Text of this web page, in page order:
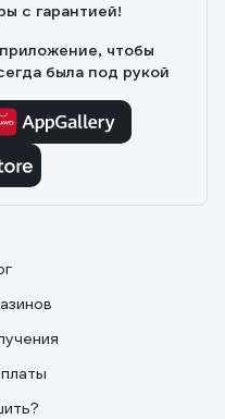
с гарантией!
чтобы
была под рукой